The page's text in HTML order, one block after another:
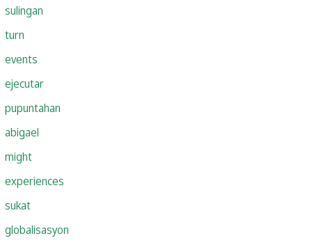
sulingan
turn
events
ejecutar
pupuntahan
abigael
might
experiences
sukat
globalisasyon